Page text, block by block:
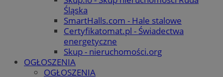
Śląska
SmartHalls.com - Hale stalowe
Certyfikatomat.pl - Świadectwa
energetyczne
Skup - nieruchomości.org
OGŁOSZENIA
OGŁOSZENIA